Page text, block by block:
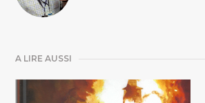
A LIRE AUSSI